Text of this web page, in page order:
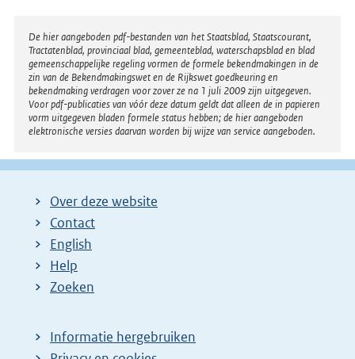
Disclaimer
De hier aangeboden pdf-bestanden van het Staatsblad, Staatscourant,
Tractatenblad, provinciaal blad, gemeenteblad, waterschapsblad en blad
gemeenschappelijke regeling vormen de formele bekendmakingen in de
zin van de Bekendmakingswet en de Rijkswet goedkeuring en
bekendmaking verdragen voor zover ze na 1 juli 2009 zijn uitgegeven.
Voor pdf-publicaties van vóór deze datum geldt dat alleen de in papieren
vorm uitgegeven bladen formele status hebben; de hier aangeboden
elektronische versies daarvan worden bij wijze van service aangeboden.
Over deze website
Contact
English
Help
Zoeken
Informatie hergebruiken